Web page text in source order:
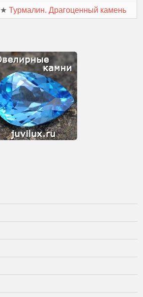
★Турмалин. Драгоценный камень